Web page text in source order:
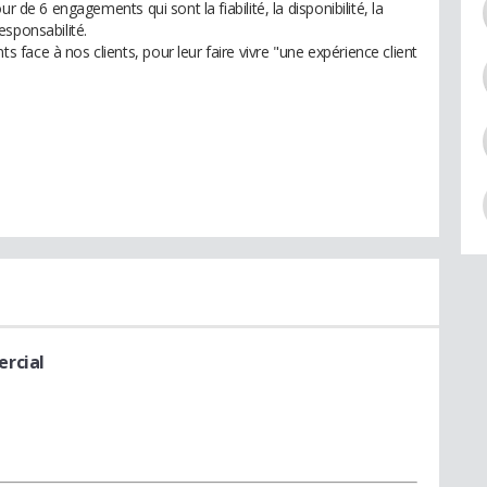
de 6 engagements qui sont la fiabilité, la disponibilité, la
face à nos clients, pour leur faire vivre "une expérience client